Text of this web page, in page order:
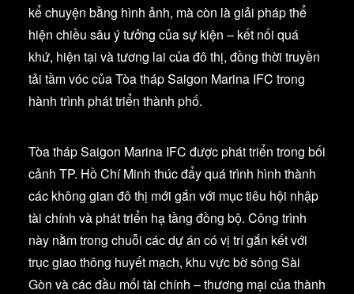
kể chuyện bằng hình ảnh, mà còn là giải pháp thể
hiện chiều sâu ý tưởng của sự kiện – kết nối quá
khứ, hiện tại và tương lai của đô thị, đồng thời truyền
tải tầm vóc của Tòa tháp Saigon Marina IFC trong
hành trình phát triển thành phố.
Tòa tháp Saigon Marina IFC được phát triển trong bối
cảnh TP. Hồ Chí Minh thúc đẩy quá trình hình thành
các không gian đô thị mới gắn với mục tiêu hội nhập
tài chính và phát triển hạ tầng đồng bộ. Công trình
này nằm trong chuỗi các dự án có vị trí gắn kết với
trục giao thông huyết mạch, khu vực bờ sông Sài
Gòn và các đầu mối tài chính – thương mại của thành